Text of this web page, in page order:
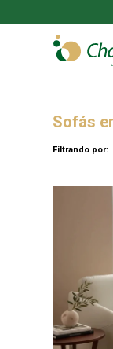
Sofás
Filtrando por: